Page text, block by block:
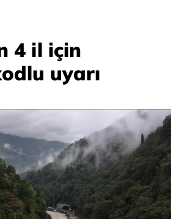
4 il için
uyarı